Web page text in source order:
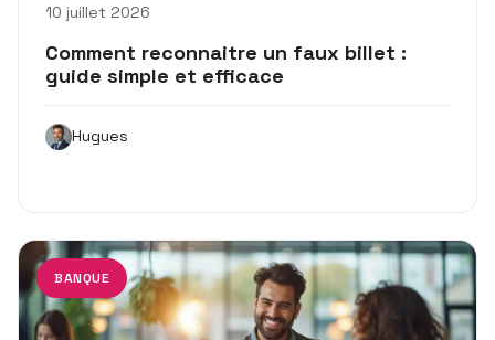
10 juillet 2026
Comment reconnaitre un faux billet :
guide simple et efficace
Hugues
BANQUE